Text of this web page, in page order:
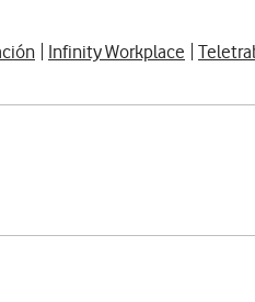
Infinity Workplace
linkedinen twitter
compartir en facebook
para compartir en whatsapp